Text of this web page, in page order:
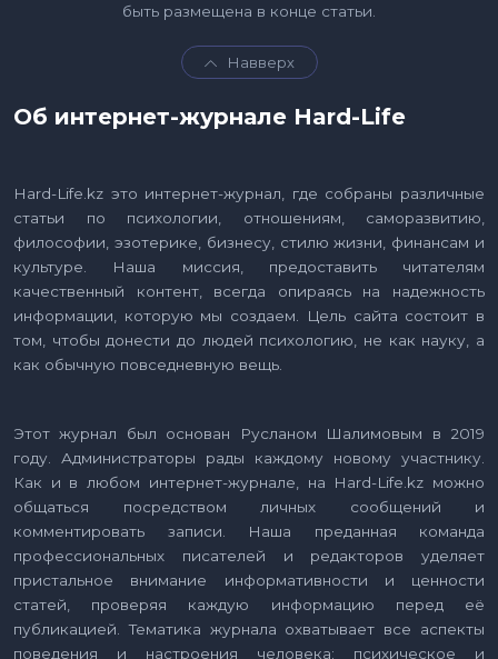
быть размещена в конце статьи.
Навверх
Об интернет-журнале Hard-Life
Hard-Life.kz это интернет-журнал, где собраны различные
статьи по психологии, отношениям, саморазвитию,
философии, эзотерике, бизнесу, стилю жизни, финансам и
культуре. Наша миссия, предоставить читателям
качественный контент, всегда опираясь на надежность
информации, которую мы создаем. Цель сайта состоит в
том, чтобы донести до людей психологию, не как науку, а
как обычную повседневную вещь.
Этот журнал был основан Русланом Шалимовым в 2019
году. Администраторы рады каждому новому участнику.
Как и в любом интернет-журнале, на Hard-Life.kz можно
общаться посредством личных сообщений и
комментировать записи. Наша преданная команда
профессиональных писателей и редакторов уделяет
пристальное внимание информативности и ценности
статей, проверяя каждую информацию перед её
публикацией. Тематика журнала охватывает все аспекты
поведения и настроения человека: психическое и